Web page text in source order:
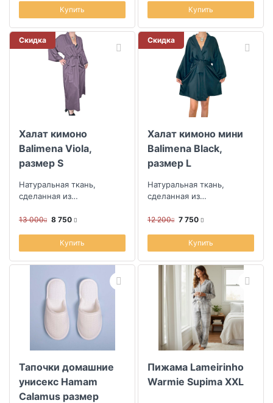
Купить Купить
Скидка
Халат кимоно
Balimena Viola,
размер S
Натуральная ткань,
сделанная из
13 000 8 750
Купить
Скидка
Халат кимоно мини
Balimena Black,
размер L
Натуральная ткань,
сделанная из
12 200 7 750
Купить
Тапочки домашние
унисекс Hamam
Calamus размер
Пижама Lameirinho
Warmie Supima XXL